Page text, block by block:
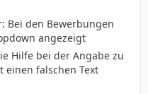
Bei den Bewerbungen
angezeigt
Hilfe bei der Angabe zu
einen falschen Text